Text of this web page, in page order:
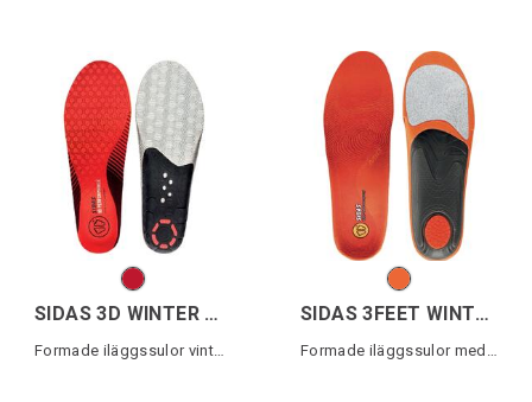
SIDAS 3D WINTER PERFORMANCE
Formade iläggssulor vintersport
SIDAS 3FEET WINTER MID
Formade iläggssulor medelhögt fotvalv